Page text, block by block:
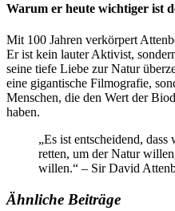
Warum er heute wichtiger ist
Mit 100 Jahren verkörpert
Er ist kein lauter Aktivist,
seine tiefe Liebe zur Natur
eine gigantische Filmografie,
Menschen, die den Wert der
haben.
„Es ist entscheidend,
retten, um der Natur
willen.“ – Sir David
Ähnliche Beiträge